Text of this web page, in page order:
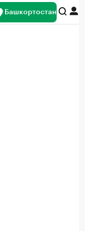
Башкортостан